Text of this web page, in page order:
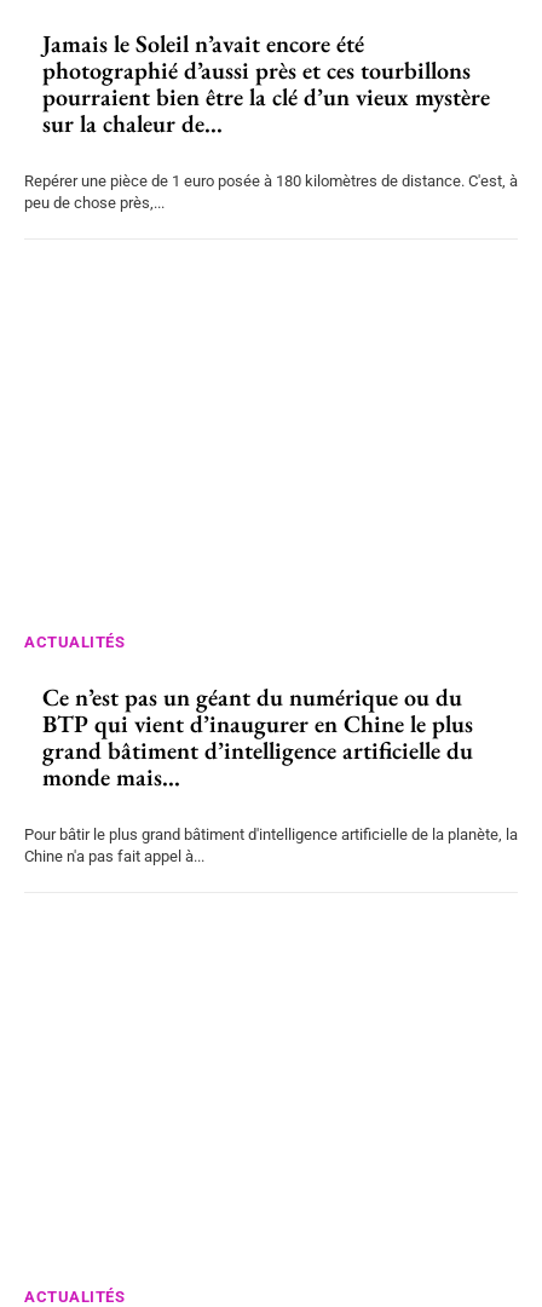
Jamais le Soleil n’avait encore été
photographié d’aussi près et ces tourbillons
pourraient bien être la clé d’un vieux mystère
sur la chaleur de...
Repérer une pièce de 1 euro posée à 180 kilomètres de distance. C'est, à
peu de chose près,...
ACTUALITÉS
Ce n’est pas un géant du numérique ou du
BTP qui vient d’inaugurer en Chine le plus
grand bâtiment d’intelligence artificielle du
monde mais...
Pour bâtir le plus grand bâtiment d'intelligence artificielle de la planète, la
Chine n'a pas fait appel à...
ACTUALITÉS